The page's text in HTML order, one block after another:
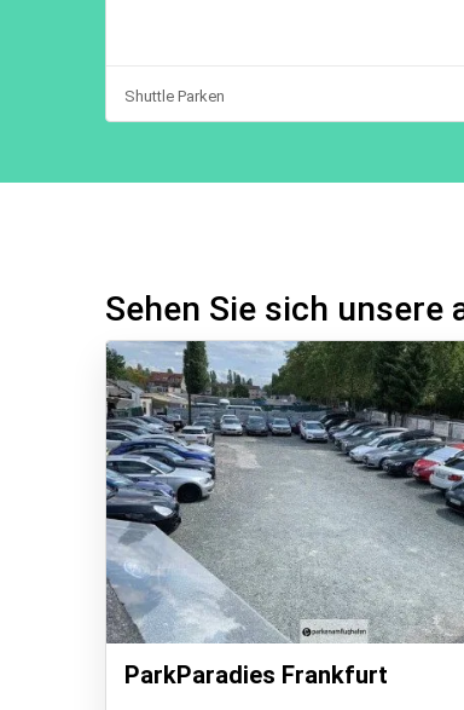
Shuttle Parken
Sehen Sie sich unsere
ParkParadies Frankfurt